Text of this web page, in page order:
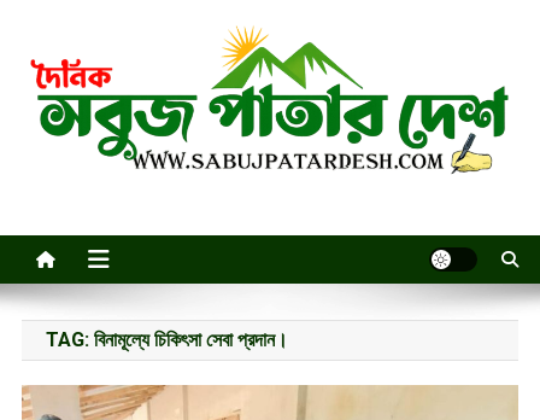
content
TAG: বিনামূল্যে চিকিৎসা সেবা প্রদান।